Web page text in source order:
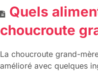
Quels
choucroute
La choucroute grand-
amélioré avec quelques